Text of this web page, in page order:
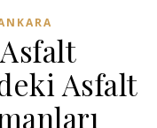
Asfalt